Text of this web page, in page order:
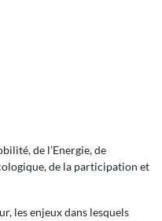
de l’Energie, de
de la participation et
les enjeux dans lesquels